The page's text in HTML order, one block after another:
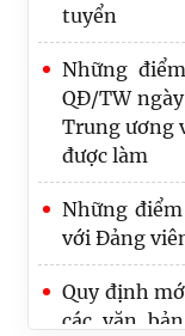
tuyển
Những
QĐ/TW
Trung ương
được làm
Những
với Đảng
Quy định
các văn
Thi hành án
tháng năm